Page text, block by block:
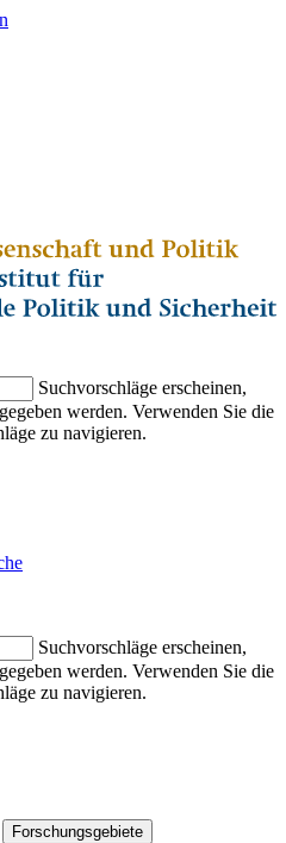
Suchvorschläge erscheinen,
werden. Verwenden Sie die
zu navigieren.
Suchvorschläge erscheinen,
werden. Verwenden Sie die
zu navigieren.
Forschungsgebiete